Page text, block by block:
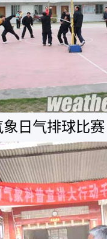
日气排球比